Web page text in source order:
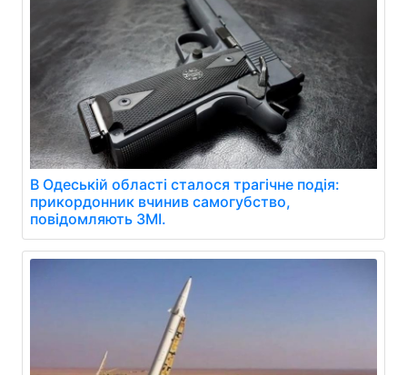
В Одеській області сталося трагічне подія:
прикордонник вчинив самогубство,
повідомляють ЗМІ.